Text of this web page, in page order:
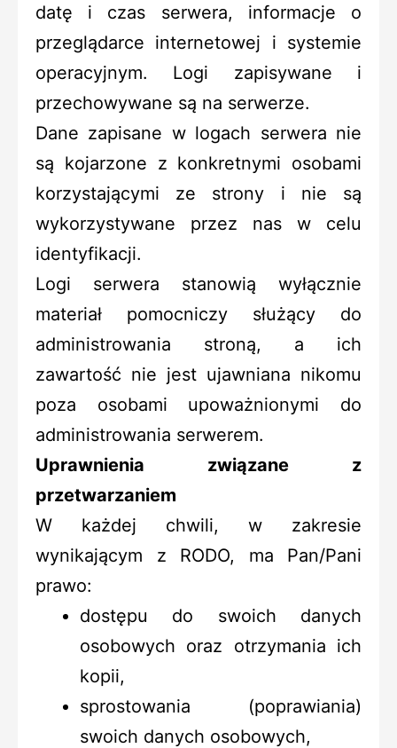
datę i czas serwera, informacje o
przeglądarce internetowej i systemie
operacyjnym. Logi zapisywane i
przechowywane są na serwerze.
Dane zapisane w logach serwera nie
są kojarzone z konkretnymi osobami
korzystającymi ze strony i nie są
wykorzystywane przez nas w celu
identyfikacji.
Logi serwera stanowią wyłącznie
materiał pomocniczy służący do
administrowania stroną, a ich
zawartość nie jest ujawniana nikomu
poza osobami upoważnionymi do
administrowania serwerem.
Uprawnienia związane z
przetwarzaniem
W każdej chwili, w zakresie
wynikającym z RODO, ma Pan/Pani
prawo:
dostępu do swoich danych
osobowych oraz otrzymania ich
kopii,
sprostowania (poprawiania)
swoich danych osobowych,